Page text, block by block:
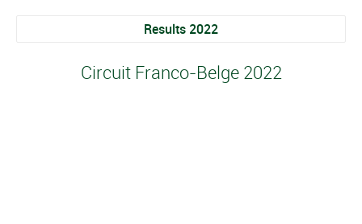
Results 2022
Circuit Franco-Belge 2022